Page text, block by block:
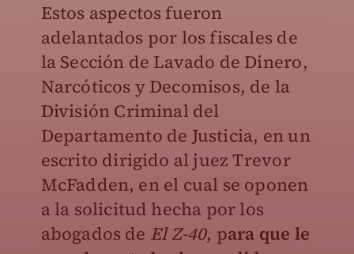
Estos aspectos fueron
adelantados por los fiscales de
la Sección de Lavado de Dinero,
Narcóticos y Decomisos, de la
División Criminal del
Departamento de Justicia, en un
escrito dirigido al juez Trevor
McFadden, en el cual se oponen
a la solicitud hecha por los
abogados de El Z-40, para que le